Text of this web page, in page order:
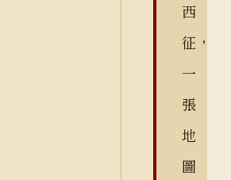
西
征，
一
張
地
圖